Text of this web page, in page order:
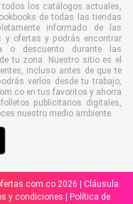
todos los catálogos actuales,
de todas las tiendas
informado de las
y ofertas y podrás encontrar
o descuento durante las
tu zona. Nuestro sitio es el
incluso antes de que te
verlos desde tu trabajo,
en tus favoritos y ahorra
publicitarios digitales,
nuestro medio ambiente.
2026 | Cláusula
y condiciones Política de